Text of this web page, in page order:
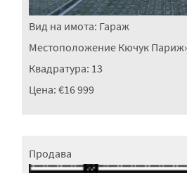
Вид на имота: Гараж
Местоположение Кючук Париж›
Квадратура: 13
Цена: €16 999
Продава